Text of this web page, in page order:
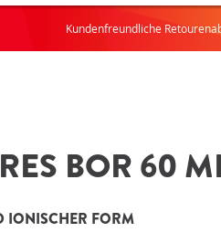
noch kein Konto haben, können
oder geschäftliches Konto
EINES GESCHÄFTSKONTOS
Kundenfreundliche
BOR 60
IONISCHER FORM